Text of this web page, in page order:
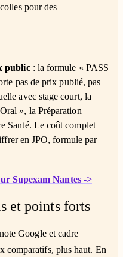
pour des
public: la formule « PASS
pas de prix publié, pas
avec stage court, la
», la Préparation
Santé. Le coût complet
en JPO, formule par
Supexam Nantes ->
et points forts
Google et cadre
comparatifs, plus haut. En